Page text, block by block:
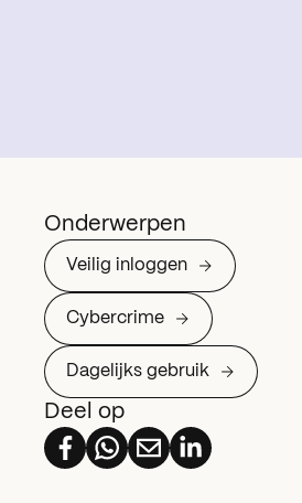
Onderwerpen
Veilig inloggen
Cybercrime
Dagelijks gebruik
Deel op